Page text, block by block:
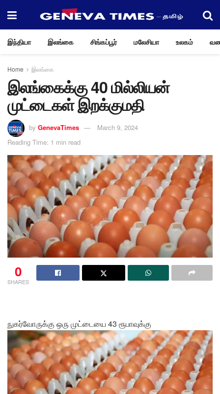
இந்தியா இலங்கை சிங்கப்பூர் மலேசியா உலகம்
Home இலங்கை
இலங்கைக்கு 40 மில்லியன்
முட்டைகள் இறக்குமதி
by GenevaTimes
March 9, 2024
Reading Time: 1 min read
0
SHARES
நுகர்வோருக்கு ஒரு முட்டையை 43 ரூபாவுக்கு